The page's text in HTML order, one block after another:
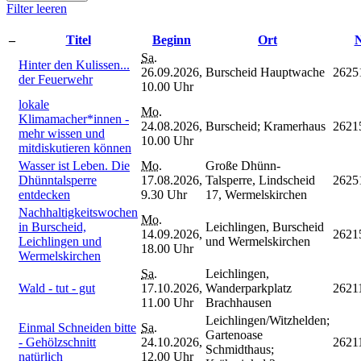
Filter leeren
– Titel Beginn Ort
Hinter den Kulissen...
der Feuerwehr
Sa.
26.09.2026,
10.00 Uhr
Burscheid Hauptwache
lokale
Klimamacher*innen -
mehr wissen und
mitdiskutieren können
Mo.
24.08.2026,
10.00 Uhr
Burscheid; Kramerhaus
Wasser ist Leben. Die
Dhünntalsperre
entdecken
Mo.
17.08.2026,
9.30 Uhr
Große Dhünn-
Talsperre, Lindscheid
17, Wermelskirchen
Nachhaltigkeitswochen
in Burscheid,
Leichlingen und
Wermelskirchen
Mo.
14.09.2026,
18.00 Uhr
Leichlingen, Burscheid
und Wermelskirchen
Wald - tut - gut
Sa.
17.10.2026,
11.00 Uhr
Leichlingen,
Wanderparkplatz
Brachhausen
Einmal Schneiden bitte
- Gehölzschnitt
natürlich
Sa.
24.10.2026,
12.00 Uhr
Leichlingen/Witzhelden;
Gartenoase
Schmidthaus;